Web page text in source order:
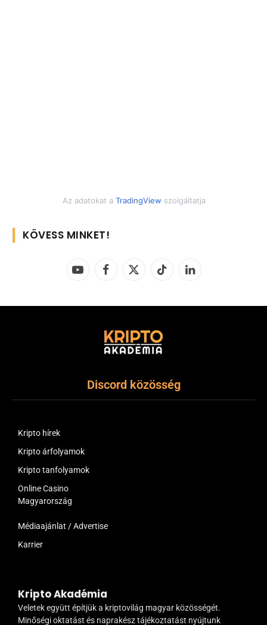
Az adatokat a TradingView szolgáltatja
KÖVESS MINKET!
YouTubeFacebook
X
TikTok LinkedIn
Discord közösség
Kripto hírek
Kripto árfolyamok
Kripto tanfolyamok
Online Casino
Magyarország
Médiaajánlat / Advertise
Karrier
Kripto Akadémia
Veletek együtt építjük a kriptovilág magyar közösségét.
Minőségi oktatást és naprakész tájékoztatást nyújtunk